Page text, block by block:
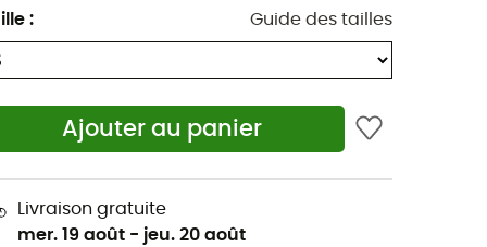
: Guide des tailles
Ajouter au panier
Livraison gratuite
mer. 19 août - jeu. 20 août